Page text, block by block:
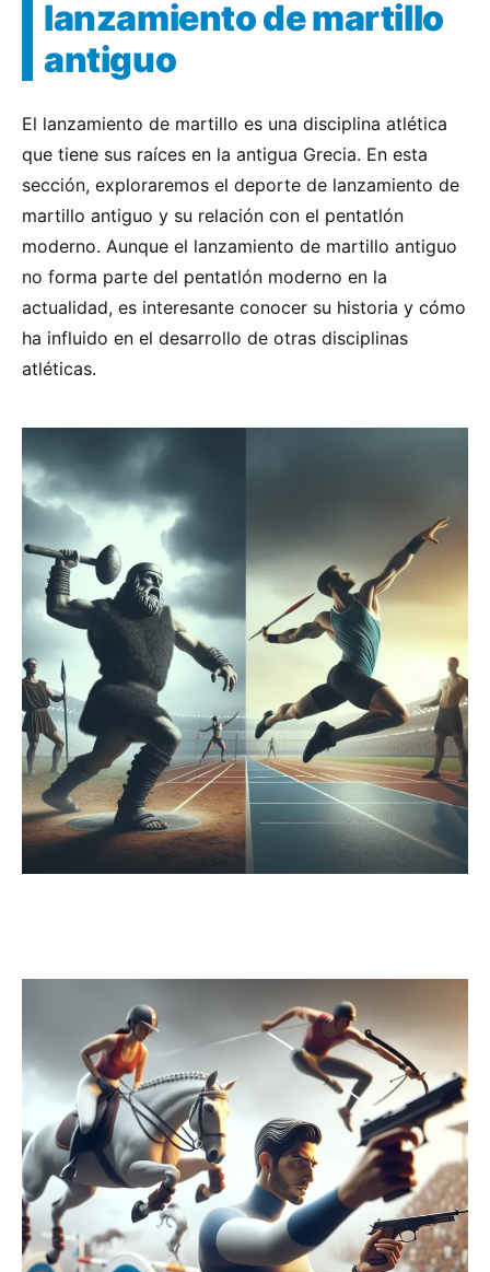
lanzamiento de martillo
antiguo
El lanzamiento de martillo es una disciplina atlética
que tiene sus raíces en la antigua Grecia. En esta
sección, exploraremos el deporte de lanzamiento de
martillo antiguo y su relación con el pentatlón
moderno. Aunque el lanzamiento de martillo antiguo
no forma parte del pentatlón moderno en la
actualidad, es interesante conocer su historia y cómo
ha influido en el desarrollo de otras disciplinas
atléticas.